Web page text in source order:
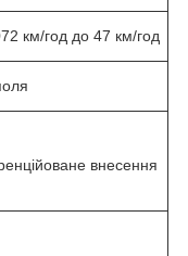
км/год до 47 км/год
внесення